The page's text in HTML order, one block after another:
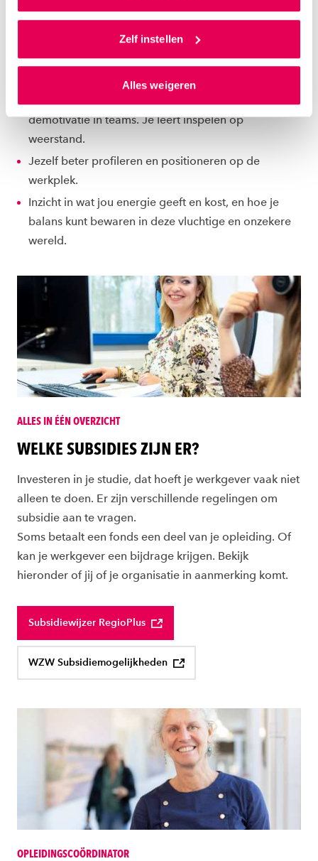
Als je op ‘Alles accepteren’ klikt dan geef je ons
toestemming om cookies voor social media en
gepersonaliseerde advertenties te plaatsen. Lees
cookiestatement. Via ‘Zelf instellen’ kun je ook zelf
instellen welke cookies we plaatsen. Je kunt je
toestemming altijd wijzigen of intrekken via
onscookiestatement
Zelf instellen
Alles weigeren
DIT LEVERT HET OP
Steviger (leren) staan als professional. Met inzicht in
je kwaliteiten, waarden en ambities.
demotivatie in teams. Je leert inspelen op
weerstand.
Jezelf beter profileren en positioneren op de
werkplek.
Inzicht in wat jou energie geeft en kost, en hoe je
balans kunt bewaren in deze vluchtige en onzekere
wereld.
ALLES IN ÉÉN OVERZICHT
WELKE SUBSIDIES ZIJN ER?
Investeren in je studie, dat hoeft je werkgever vaak niet
alleen te doen. Er zijn verschillende regelingen om
subsidie aan te vragen.
Soms betaalt een fonds een deel van je opleiding. Of
kan je werkgever een bijdrage krijgen. Bekijk
hieronder of jij of je organisatie in aanmerking komt.
Subsidiewijzer RegioPlus
WZW Subsidiemogelijkheden
OPLEIDINGSCOÖRDINATOR